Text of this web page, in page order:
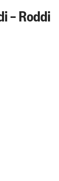
– Roddi